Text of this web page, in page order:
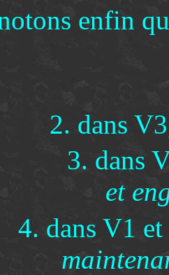
enfin
2. dans
3. dans
et
4. dans V1